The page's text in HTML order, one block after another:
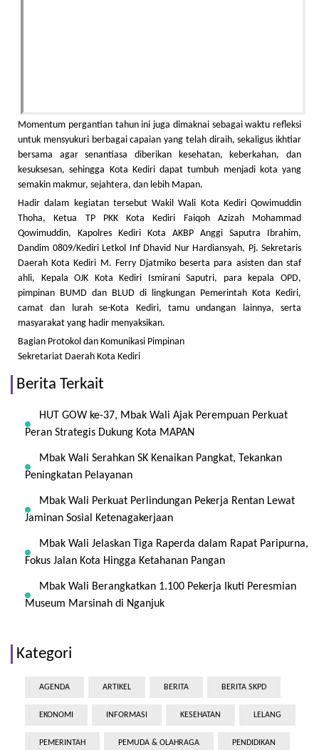
Momentum pergantian tahun ini juga dimaknai sebagai waktu refleksi
untuk mensyukuri berbagai capaian yang telah diraih, sekaligus ikhtiar
bersama agar senantiasa diberikan kesehatan, keberkahan, dan
kesuksesan, sehingga Kota Kediri dapat tumbuh menjadi kota yang
semakin makmur, sejahtera, dan lebih Mapan.
Hadir dalam kegiatan tersebut Wakil Wali Kota Kediri Qowimuddin
Thoha, Ketua TP PKK Kota Kediri Faiqoh Azizah Mohammad
Qowimuddin, Kapolres Kediri Kota AKBP Anggi Saputra Ibrahim,
Dandim 0809/Kediri Letkol Inf Dhavid Nur Hardiansyah, Pj. Sekretaris
Daerah Kota Kediri M. Ferry Djatmiko beserta para asisten dan staf
ahli, Kepala OJK Kota Kediri Ismirani Saputri, para kepala OPD,
pimpinan BUMD dan BLUD di lingkungan Pemerintah Kota Kediri,
camat dan lurah se-Kota Kediri, tamu undangan lainnya, serta
masyarakat yang hadir menyaksikan.
Bagian Protokol dan Komunikasi Pimpinan
Sekretariat Daerah Kota Kediri
Berita Terkait
HUT GOW ke-37, Mbak Wali Ajak Perempuan Perkuat
Peran Strategis Dukung Kota MAPAN
Mbak Wali Serahkan SK Kenaikan Pangkat, Tekankan
Peningkatan Pelayanan
Mbak Wali Perkuat Perlindungan Pekerja Rentan Lewat
Jaminan Sosial Ketenagakerjaan
Mbak Wali Jelaskan Tiga Raperda dalam Rapat Paripurna,
Fokus Jalan Kota Hingga Ketahanan Pangan
Mbak Wali Berangkatkan 1.100 Pekerja Ikuti Peresmian
Museum Marsinah di Nganjuk
Kategori
AGENDA ARTIKEL BERITA BERITA SKPD
EKONOMI INFORMASI KESEHATAN LELANG
PEMERINTAH PEMUDA & OLAHRAGA PENDIDIKAN